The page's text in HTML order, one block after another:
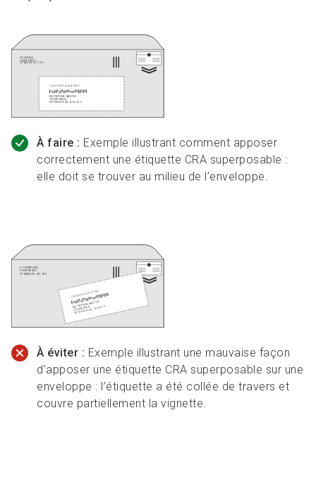
À faire : Exemple illustrant comment apposer
correctement une étiquette CRA superposable :
elle doit se trouver au milieu de l’enveloppe.
À éviter : Exemple illustrant une mauvaise façon
d’apposer une étiquette CRA superposable sur une
enveloppe : l’étiquette a été collée de travers et
couvre partiellement la vignette.